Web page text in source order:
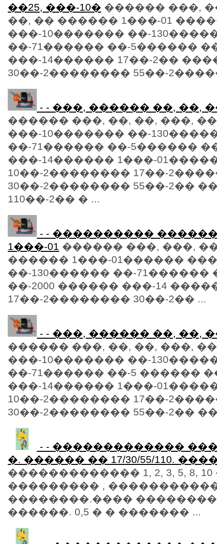
��25, ���-10� ������ ���,
��, �� ������ 1���-01
���-10������� ��-
��-71������ ��-5������
���-14������ 17��-2��
30��-2�������� 55��-
- - ���, ������ ��, ��,
������ ���, ��, ��, ���,
���-10������� ��-
��-71������ ��-5������
���-14������ 1���-
10��-2�������� 17��-
30��-2�������� 55��-2��
110��-2�� � ...
- - ���������� ������
1���-01 ������ ���, ���,
������ 1���-01������
��-130������ ��-71������
��-2000 ������ ���-14
17��-2�������� 30��-2�� ...
- - ���, ������ ��, ��,
������ ���, ��, ��, ���,
���-10������� ��-
��-71������ ��-5 ������
���-14������ 1���-
10��-2�������� 17��-
30��-2�������� 55��-2��
- - ������������� ����
�. ������ �� 17/30/55/110.
������������� 1, 2, 3, 5, 8, 10
��������� ,
��������.����
������. 0,5 � � ������� ...